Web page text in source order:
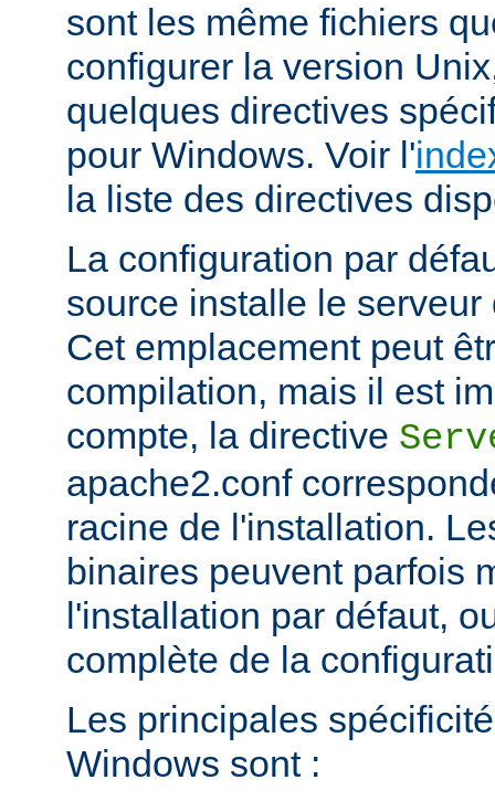
sont les même fichiers
configurer la version
quelques directives
pour Windows. Voir l'
la liste des directives
La configuration par
source installe le
Cet emplacement peut
compilation, mais il est
compte, la directive
apache2.conf
racine de l'installation.
binaires peuvent parfois
l'installation par défaut,
complète de la
Les principales
Windows sont :